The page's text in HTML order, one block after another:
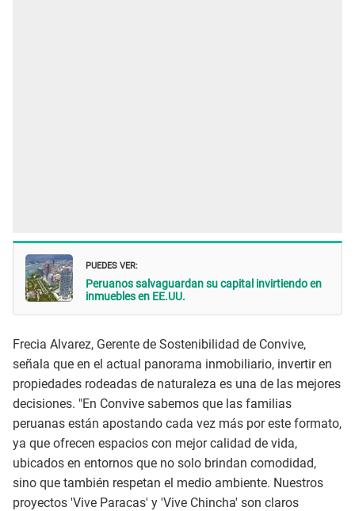
PUEDES VER:
Peruanos salvaguardan su capital invirtiendo en
inmuebles en EE.UU.
Frecia Alvarez, Gerente de Sostenibilidad de Convive,
señala que en el actual panorama inmobiliario, invertir en
propiedades rodeadas de naturaleza es una de las mejores
decisiones. "En Convive sabemos que las familias
peruanas están apostando cada vez más por este formato,
ya que ofrecen espacios con mejor calidad de vida,
ubicados en entornos que no solo brindan comodidad,
sino que también respetan el medio ambiente. Nuestros
proyectos 'Vive Paracas' y 'Vive Chincha' son claros